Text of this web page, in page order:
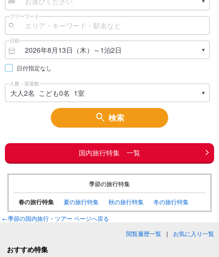
フリーワード
日程
日付指定なし
人数・部屋数
検索
国内旅行特集 一覧
季節の旅行特集
春の旅行特集 夏の旅行特集 秋の旅行特集
冬の旅行特集
←季節の国内旅行・ツアー ページへ戻る
閲覧履歴一覧 ｜ お気に入り一覧
おすすめ特集